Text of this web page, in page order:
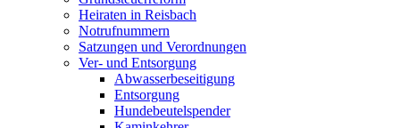
Heiraten in Reisbach
Notrufnummern
Satzungen und Verordnungen
Ver- und Entsorgung
Abwasserbeseitigung
Entsorgung
Hundebeutelspender